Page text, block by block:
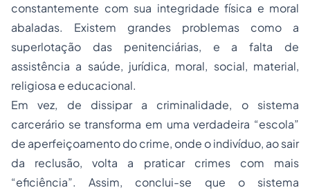
constantemente com sua integridade física e moral
abaladas. Existem grandes problemas como a
superlotação das penitenciárias, e a falta de
assistência a saúde, jurídica, moral, social, material,
religiosa e educacional.
Em vez, de dissipar a criminalidade, o sistema
carcerário se transforma em uma verdadeira “escola”
de aperfeiçoamento do crime, onde o indivíduo, ao sair
da reclusão, volta a praticar crimes com mais
“eficiência”. Assim, conclui-se que o sistema